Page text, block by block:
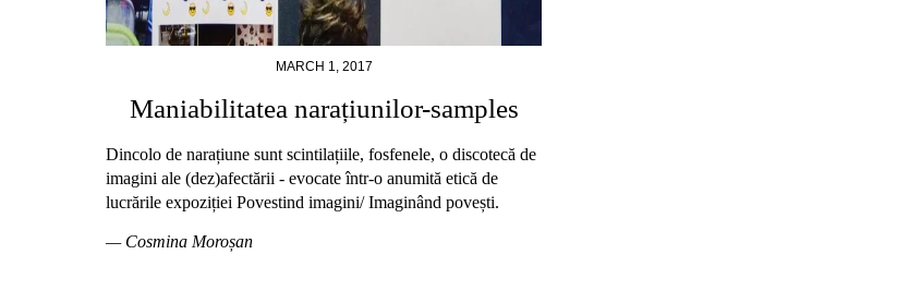
MARCH 1, 2017
Maniabilitatea narațiunilor-samples
Dincolo de narațiune sunt scintilațiile, fosfenele, o discotecă de
imagini ale (dez)afectării - evocate într-o anumită etică de
lucrările expoziției Povestind imagini/ Imaginând povești.
— Cosmina Moroșan